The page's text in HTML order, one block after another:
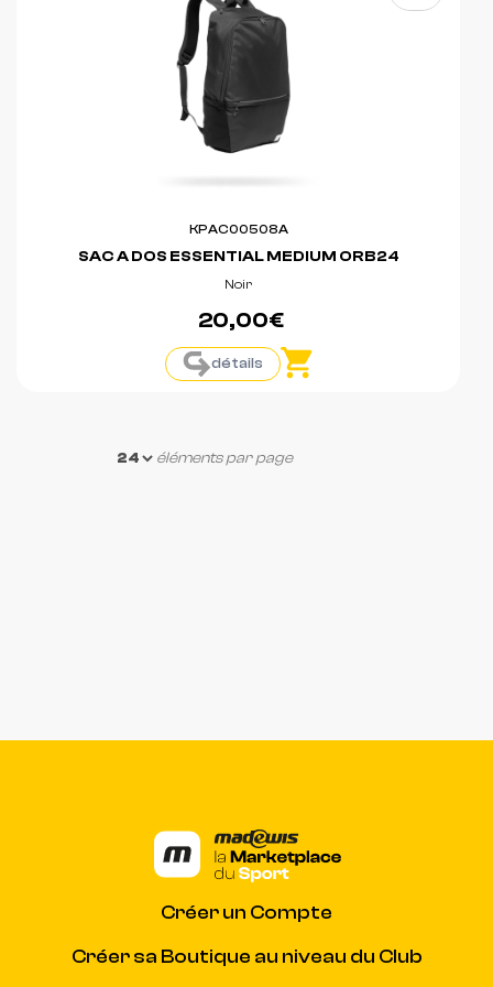
KPAC00508A
SAC A DOS ESSENTIAL MEDIUM ORB24
Noir
20,00€
détails
éléments par page
Créer un Compte
Créer sa Boutique au niveau du Club